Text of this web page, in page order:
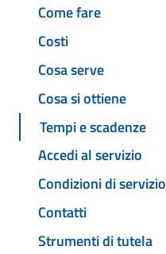
Come fare
Costi
Cosa serve
Cosa si ottiene
Tempi e scadenze
Accedi al servizio
Condizioni di servizio
Contatti
Strumenti di tutela